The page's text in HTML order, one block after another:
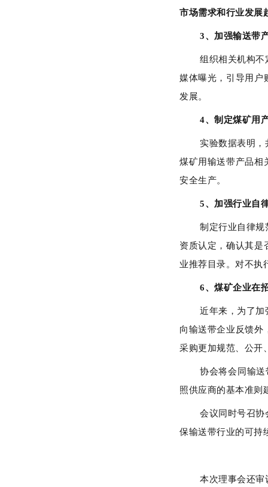
市场需求和行业发展
3、加强输送带
组织相关机构不
媒体曝光，引导用户
发展。
4、制定煤矿用
实验数据表明
煤矿用输送带产品相
安全生产。
5、加强行业自
制定行业自律规
资质认定，确认其是
业推荐目录。对不执
6、煤矿企业在
近年来，为了加
向输送带企业反馈外
采购更加规范、公开
协会将会同输
照供应商的基本准则
会议同时号召协
保输送带行业的可持
本次理事会还审